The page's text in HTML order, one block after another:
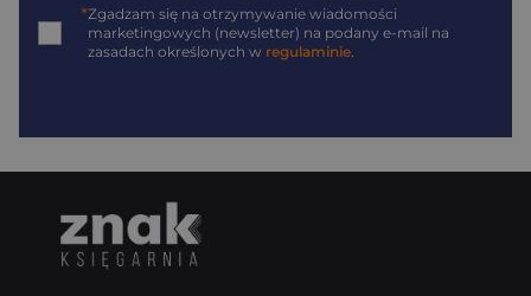
*Zgadzam się na otrzymywanie wiadomości
marketingowych (newsletter) na podany e-mail na
zasadach określonych w regulaminie.